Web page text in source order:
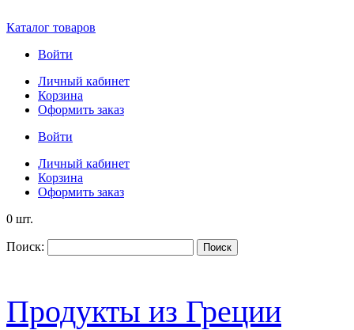
Каталог товаров
Войти
Личный кабинет
Корзина
Оформить заказ
Войти
Личный кабинет
Корзина
Оформить заказ
0 шт.
Поиск: Поиск
Продукты из Греции